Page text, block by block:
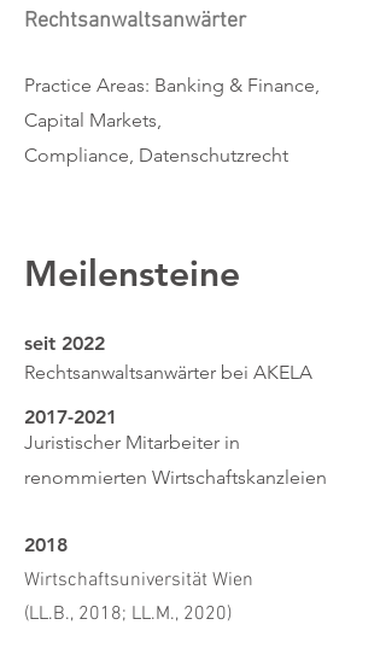
Practice Areas: Banking & Finance,
Capital Markets,
Compliance, Datenschutzrecht
Rechtsanwaltsanwärter
Meilensteine
seit 2022
2017-2021
Rechtsanwaltsanwärter bei AKELA
Juristischer Mitarbeiter in
renommierten Wirtschaftskanzleien
2018
Wirtschaftsuniversität Wien
(LL.B., 2018; LL.M., 2020)